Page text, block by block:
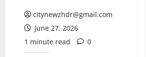
citynewzhdr@gmail.com
June 27, 2026
1 minute read
0